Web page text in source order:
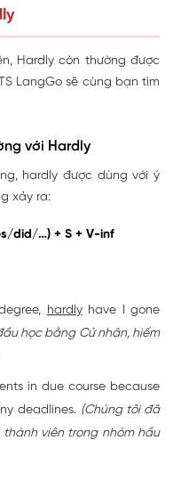
Hardly còn thường được
LangGo sẽ cùng bạn tìm
với Hardly
hardly được dùng với ý
xảy ra:
did/…) + S + V-inf
hardlyhave I gone
học bằng Cử nhân, hiếm
in due course because
deadlines. (Chúng tôi đã
viên trong nhóm hầu